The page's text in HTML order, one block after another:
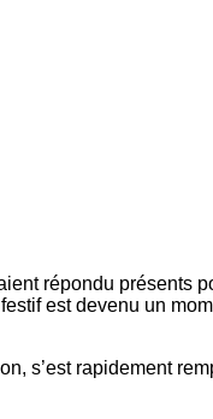
répondu présents
est devenu un
s’est rapidement